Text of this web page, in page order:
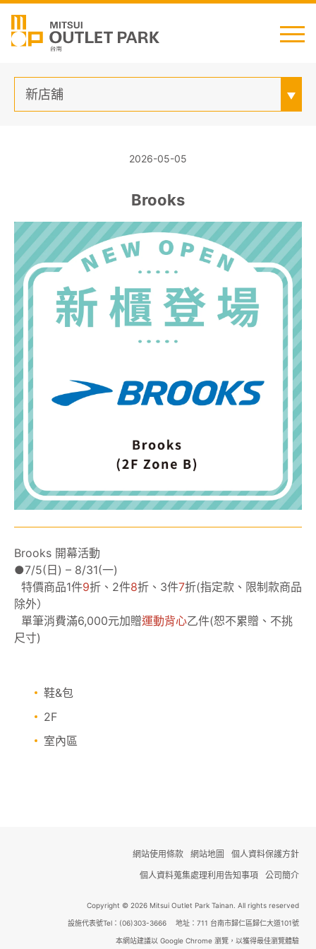
English
交通資訊
櫃位資訊
顧客服務
關於我們
線上DM
APP會員專區
新店舖
2026-05-05
Brooks
Brooks 開幕活動
●7/5(日) – 8/31(一)
特價商品1件9折、2件8折、3件7折(指定款、限制款商品
除外）
單筆消費滿6,000元加贈運動背心乙件(恕不累贈、不挑
尺寸)
鞋&包
2F
室內區
網站使用條款 網站地圖
個人資料保護方針
個人資料蒐集處理利用告知事項
公司簡介
Copyright © 2026 Mitsui Outlet Park Tainan. All rights reserved
設施代表號Tel：(06)303-3666 地址：711 台南市歸仁區歸仁大道101號
本網站建議以 Google Chrome 瀏覽，以獲得最佳瀏覽體驗